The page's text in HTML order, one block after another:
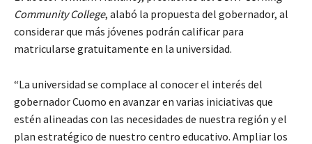
Community College, alabó la propuesta del gobernador, al
considerar que más jóvenes podrán calificar para
matricularse gratuitamente en la universidad.
“La universidad se complace al conocer el interés del
gobernador Cuomo en avanzar en varias iniciativas que
estén alineadas con las necesidades de nuestra región y el
plan estratégico de nuestro centro educativo. Ampliar los